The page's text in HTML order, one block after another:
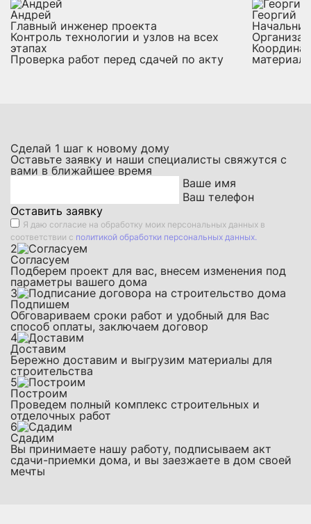
Андрей
Главный инженер проекта
Контроль технологии и узлов на всех
этапах
Проверка работ перед сдачей по акту
Георгий
Сделай 1 шаг к новому дому
Оставьте заявку и наши специалисты свяжутся с
вами в ближайшее время
Ваше имя
Ваш телефон
Оставить заявку
Я даю согласие на обработку моих персональных данных в
соответствии с политикой обработки персональных данных.
2
Согласуем
Подберем проект для вас, внесем изменения под
параметры вашего дома
3
Подпишем
Обговариваем сроки работ и удобный для Вас
способ оплаты, заключаем договор
4
Доставим
Бережно доставим и выгрузим материалы для
строительства
5
Построим
Проведем полный комплекс строительных и
отделочных работ
6
Сдадим
Вы принимаете нашу работу, подписываем акт
сдачи-приемки дома, и вы заезжаете в дом своей
мечты